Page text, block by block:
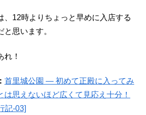
、12時よりちょっと早めに入店する
と思います。
れ！
首里城公園 ― 初めて正殿に入ってみ
は思えないほど広くて見応え十分！
記-03]